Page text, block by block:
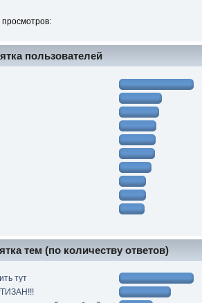
пользователей
тем (по количеству ответов)
тут